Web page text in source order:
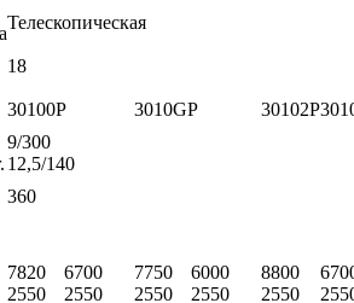
Телескопическая
18
30100P 3010GP 30102P
9/300
12,5/140
360
7820 6700 7750 6000 8800
2550 2550 2550 2550 2550